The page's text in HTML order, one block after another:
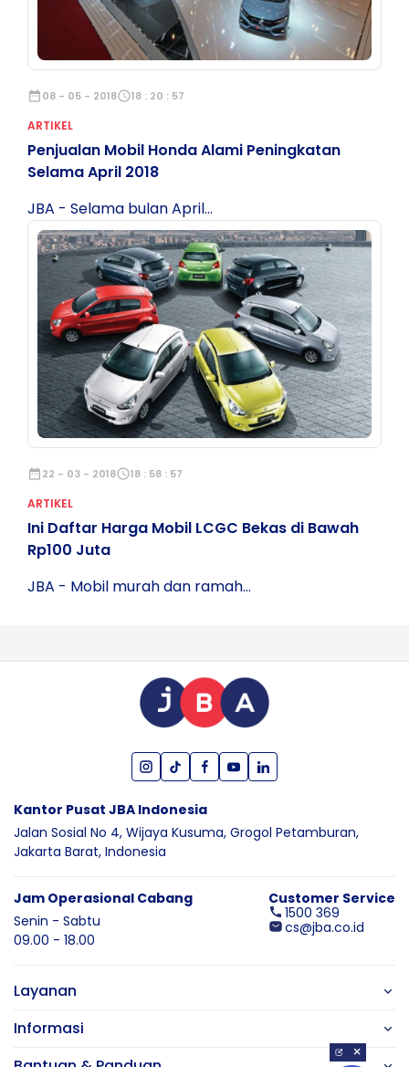
date_range08 - 05 - 2018schedule18 : 20 : 57
ARTIKEL
Penjualan Mobil Honda Alami Peningkatan
Selama April 2018
JBA - Selama bulan April...
date_range22 - 03 - 2018schedule18 : 58 : 57
ARTIKEL
Ini Daftar Harga Mobil LCGC Bekas di Bawah
Rp100 Juta
JBA - Mobil murah dan ramah...
Kantor Pusat JBA Indonesia
Jalan Sosial No 4, Wijaya Kusuma, Grogol Petamburan,
Jakarta Barat, Indonesia
Jam Operasional Cabang
Senin - Sabtu
09.00 - 18.00
Customer Service
1500 369
cs@jba.co.id
Layanan
Informasi
×